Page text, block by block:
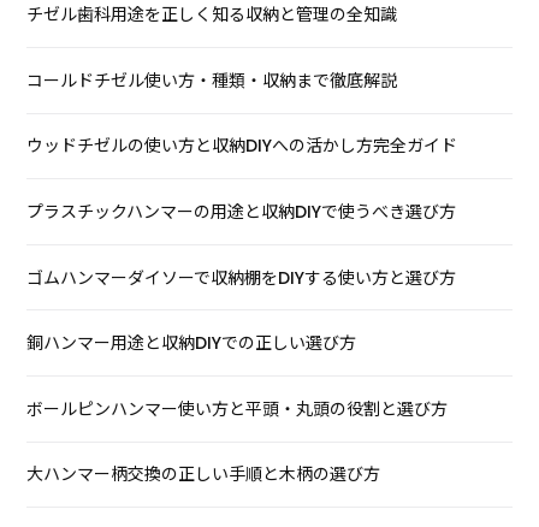
チゼル歯科用途を正しく知る収納と管理の全知識
コールドチゼル使い方・種類・収納まで徹底解説
ウッドチゼルの使い方と収納DIYへの活かし方完全ガイド
プラスチックハンマーの用途と収納DIYで使うべき選び方
ゴムハンマーダイソーで収納棚をDIYする使い方と選び方
銅ハンマー用途と収納DIYでの正しい選び方
ボールピンハンマー使い方と平頭・丸頭の役割と選び方
大ハンマー柄交換の正しい手順と木柄の選び方